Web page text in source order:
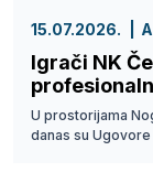
15.07.2026.
Igrači NK
U prostorijama
danas su